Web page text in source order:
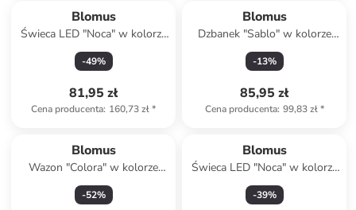
Blomus
Świeca LED "Noca" w kolorze
szarym - wys. 27 cm
-49%
81,95 zł
Cena producenta: 160,73 zł*
Blomus
Dzbanek "Sablo" w kolorze
biało-kremowym na mleko -
wys. 12 cm
-13%
85,95 zł
Cena producenta: 99,83 zł*
Blomus
Wazon "Colora" w kolorze
zielonym - wys. 15 x Ø 10 cm
-52%
Blomus
Świeca LED "Noca" w kolorze
białym - wys. 15 cm
-39%